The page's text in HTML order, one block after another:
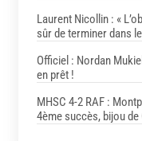
Laurent Nicollin : «
sûr de terminer dans
Officiel : Nordan
en prêt !
MHSC 4-2 RAF :
4ème succès, bijou de